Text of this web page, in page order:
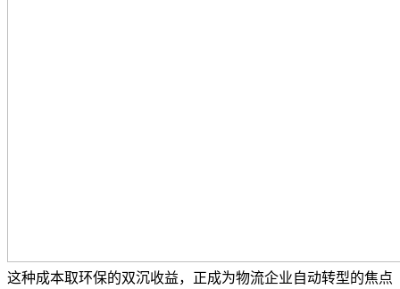
这种成本取环保的双沉收益，正成为物流企业自动转型的焦点